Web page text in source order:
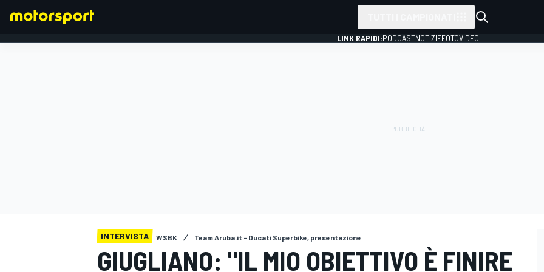
LINK RAPIDI:PODCASTNOTIZIEFOTOVIDEO
INTERVISTA WSBK Team Aruba.it - Ducati Superbike, presentazione
GIUGLIANO: "IL MIO OBIETTIVO È FINIRE